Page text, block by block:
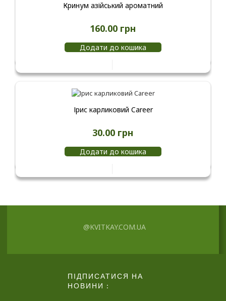
Кринум азійський ароматний
160.00 грн
Додати до кошика
Ірис карликовий Career
30.00 грн
Додати до кошика
@KVITKAY.COM.UA
ПІДПИСАТИСЯ НА
НОВИНИ :